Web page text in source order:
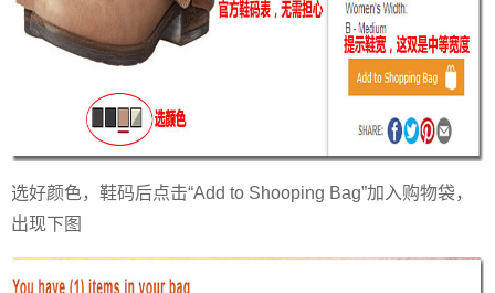
选好颜色，鞋码后点击“Add to Shooping Bag”加入购物袋，
出现下图